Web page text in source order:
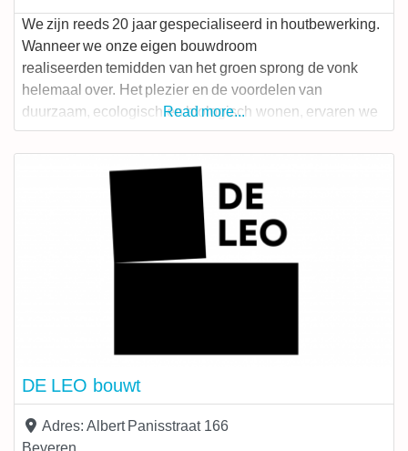
We zijn reeds 20 jaar gespecialiseerd in houtbewerking.
Wanneer we onze eigen bouwdroom
realiseerden temidden van het groen sprong de vonk
helemaal over. Het plezier en de voordelen van
duurzaam, ecologisch en biologisch wonen, ervaren we
nog elke dag. Het zou zonde zijn om dat enkel voor
onszelf te houden, zeker als je weet dat we daar in de
bouwsector écht wel
Read more...
DE LEO bouwt
Adres: Albert Panisstraat 166